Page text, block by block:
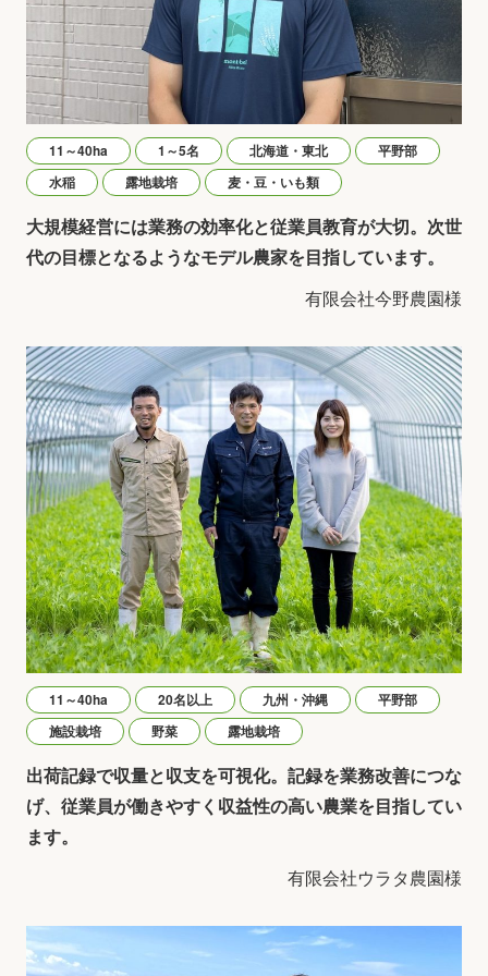
大規模経営には業務の効率化と従業員教育が大切。次世
代の目標となるようなモデル農家を目指しています。
有限会社今野農園様
11～40ha 1～5名 北海道・東北
平野部
水稲
露地栽培 麦・豆・いも類
出荷記録で収量と収支を可視化。記録を業務改善につな
げ、従業員が働きやすく収益性の高い農業を目指してい
ます。
有限会社ウラタ農園様
11～40ha 20名以上 九州・沖縄
平野部
施設栽培
野菜 露地栽培